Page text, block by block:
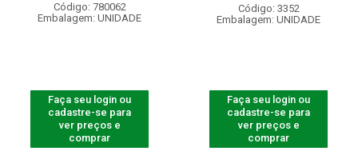
Código: 780062
Embalagem: UNIDADE
Faça seu login ou
cadastre-se para
ver preços e
comprar
Código: 3352
Embalagem: UNIDADE
Faça seu login ou
cadastre-se para
ver preços e
comprar